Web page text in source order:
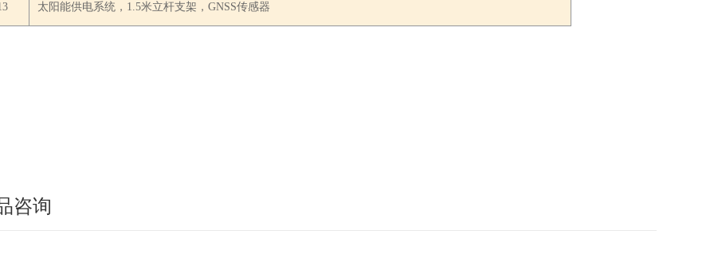
太阳能供电系统，1.5米立杆支架，GNSS传感器
咨询